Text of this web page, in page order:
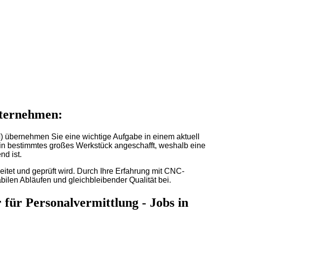
Sie eine wichtige Aufgabe in einem aktuell
bestimmtes großes Werkstück angeschafft, weshalb eine
ist.
und geprüft wird. Durch Ihre Erfahrung mit CNC-
Abläufen und gleichbleibender Qualität bei.
Personalvermittlung - Jobs in